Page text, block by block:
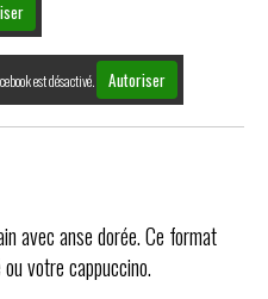
est désactivé. Autoriser
avec anse dorée. Ce format
votre cappuccino.